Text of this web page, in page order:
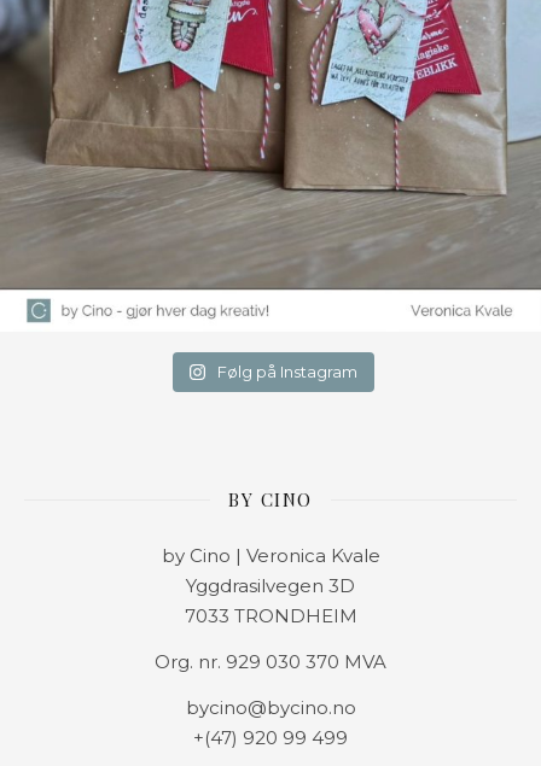
Følg på Instagram
BY CINO
by Cino | Veronica Kvale
Yggdrasilvegen 3D
7033 TRONDHEIM
Org. nr. 929 030 370 MVA
bycino@bycino.no
+(47) 920 99 499